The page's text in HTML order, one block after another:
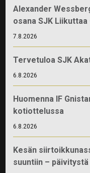
Alexander
osana SJK Liikuttaa
7.8.2026
Tervetuloa SJK
6.8.2026
Huomenna IF
kotiottelussa
6.8.2026
Kesän
suuntiin –